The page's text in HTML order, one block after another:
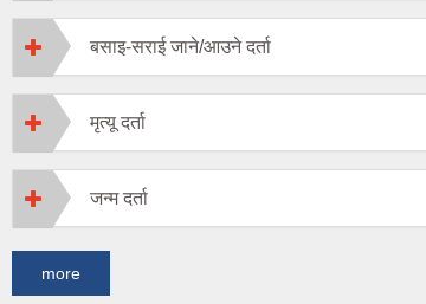
बसाइ-सराई जाने/आउने दर्ता
मृत्यू दर्ता
जन्म दर्ता
more